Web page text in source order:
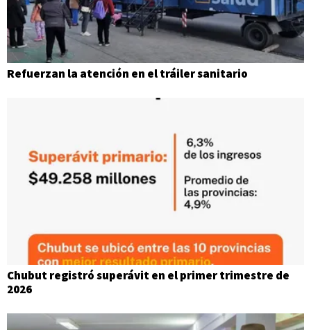
Refuerzan la atención en el tráiler sanitario
Chubut registró superávit en el primer trimestre de
2026